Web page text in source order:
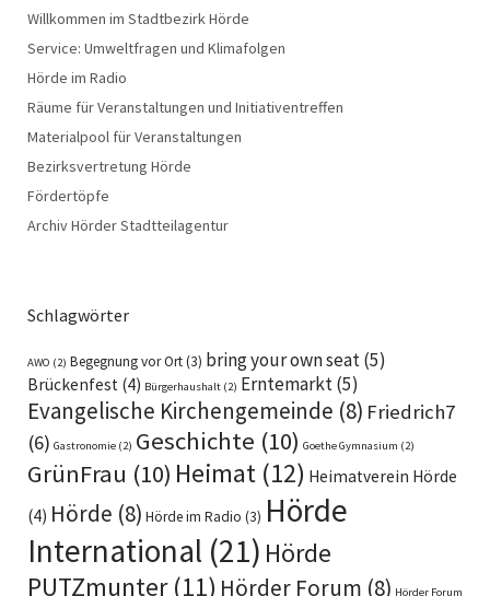
Willkommen im Stadtbezirk Hörde
Service: Umweltfragen und Klimafolgen
Hörde im Radio
Räume für Veranstaltungen und Initiativentreffen
Materialpool für Veranstaltungen
Bezirksvertretung Hörde
Fördertöpfe
Archiv Hörder Stadtteilagentur
Schlagwörter
AWO (2) Begegnung vor Ort(3) bring your own seat(5)
Brückenfest (4) Bürgerhaushalt (2) Erntemarkt(5)
Evangelische Kirchengemeinde (8) Friedrich7
(6) Gastronomie (2) Geschichte (10) Goethe Gymnasium (2)
GrünFrau (10) Heimat (12) Heimatverein Hörde
(4) Hörde (8) Hörde im Radio (3) Hörde
International (21) Hörde
PUTZmunter(11) Hörder Forum (8) Hörder Forum